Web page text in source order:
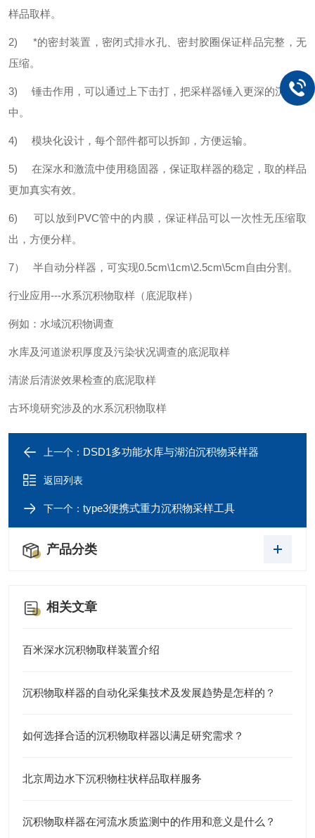
样品取样。
2) *的密封装置，密闭式排水孔、密封胶圈保证样品完整，无
压缩。
3) 锤击作用，可以通过上下击打，把采样器锤入更深的沉积物
中。
4) 模块化设计，每个部件都可以拆卸，方便运输。
5) 在深水和激流中使用稳固器，保证取样器的稳定，取的样品
更加真实有效。
6) 可以放到PVC管中的内膜，保证样品可以一次性无压缩取
出，方便分样。
7） 半自动分样器，可实现0.5cm\1cm\2.5cm\5cm自由分割。
行业应用---水系沉积物取样（底泥取样）
例如：水域沉积物调查
水库及河道淤积厚度及污染状况调查的底泥取样
清淤后清淤效果检查的底泥取样
古环境研究涉及的水系沉积物取样
上一个： DSD1多功能水库与湖泊沉积物采样器
返回列表
下一个： type3便携式重力沉积物采样工具
产品分类
相关文章
百米深水沉积物取样装置介绍
沉积物取样器的自动化采集技术及发展趋势是怎样的？
如何选择合适的沉积物取样器以满足研究需求？
北京周边水下沉积物柱状样品取样服务
沉积物取样器在河流水质监测中的作用和意义是什么？